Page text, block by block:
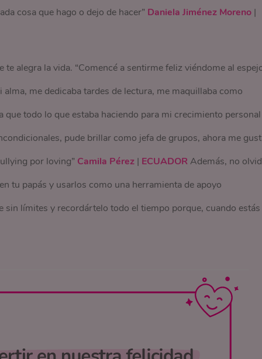
cosa que hago o dejo de hacer” Daniela Jiménez Moreno|
alegra la vida. “Comencé a sentirme feliz viéndome al
me dedicaba tardes de lectura, me maquillaba como
todo lo que estaba haciendo para mi crecimiento
pude brillar como jefa de grupos, ahora me
por loving” Camila Pérez | ECUADORAdemás, no
tu papás y usarlos como una herramienta de apoyo
límites y recordártelo todo el tiempo porque, cuando estás